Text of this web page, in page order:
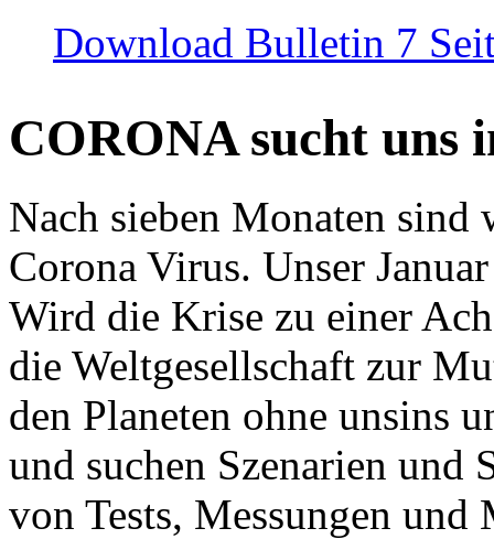
Download Bulletin 7
CORONA sucht uns
Nach sieben Monaten
Corona Virus. Unser
Wird die Krise zu einer
die Weltgesellschaft zur
den Planeten ohne unsins
und suchen Szenarien und
von Tests, Messungen und